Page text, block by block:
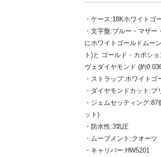
・ケース:18Kホワイトゴ
・文字盤:ブルー・マザ
にホワイトゴールドムー
ト)と ゴールド・カボシ
ヴェダイヤモンド (約
・ストラップ:ホワイトゴ
・ダイヤモンドカット:ブ
・ジェムセッティング
ット)
・防水性:3気圧
・ムーブメント:クオーツ
・キャリバー:HW5201